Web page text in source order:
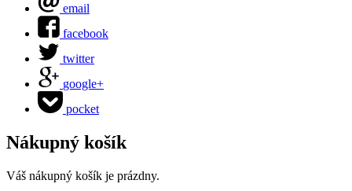
email
facebook
twitter
google+
pocket
Nákupný košík
Váš nákupný košík je prázdny.